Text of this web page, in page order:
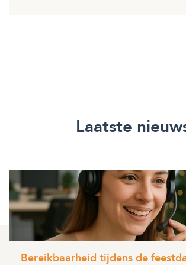
Laatste
Bereikbaarheid tijdens de